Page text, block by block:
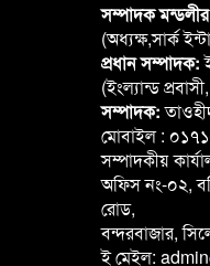
সম্পাদক
(অধ্যক্ষ,সার্ক
প্রধান সম্পাদক:
(ইংল্যান্ড
সম্পাদক:
মোবাইল :
সম্পাদকীয়
অফিস নং-০২,
রোড,
বন্দরবাজার,
ই মেইল: